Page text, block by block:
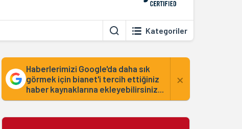
Kategoriler
Haberlerimizi Google'da daha sık
görmek için bianet'i tercih ettiğiniz
haber kaynaklarına ekleyebilirsiniz...
×